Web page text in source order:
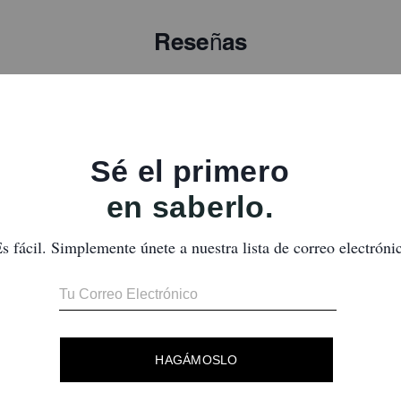
Reseñas
obtener más información sobre cómo verificamos nuestras reseñas, lee más